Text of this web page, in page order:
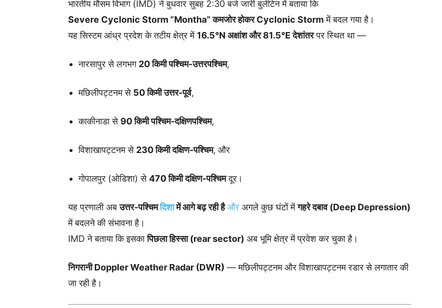
भारतीय मौसम विभाग (IMD) ने बुधवार सुबह 2:30 बजे जारी बुलेटिन में बताया कि
Severe Cyclonic Storm “Montha” कमजोर होकर Cyclonic Stormमें बदल गया है।
यह सिस्टम आंध्र प्रदेश के तटीय क्षेत्र में 16.5°N अक्षांश और 81.5°E देशांतरपर स्थित था —
नारसापुर से लगभग 20 किमी पश्चिम-उत्तरपश्चिम,
मछिलीपट्टनम से 50 किमी उत्तर-पूर्व,
काकीनाडा से 90 किमी पश्चिम-दक्षिणपश्चिम,
विशाखापट्टनम से 230 किमी दक्षिण-पश्चिम, और
गोपालपुर (ओडिशा) से470 किमी दक्षिण-पश्चिमदूर।
यह प्रणाली अबउत्तर-पश्चिमदिशामें आगे बढ़ रही है और अगले कुछ घंटों मेंगहरे दबाव (Deep Depression)
में बदलने की संभावना है।
IMD ने बताया कि इसकापिछला हिस्सा (rear sector) अब भूमि क्षेत्र में प्रवेश कर चुका है।
निगरानी Doppler Weather Radar (DWR) — मछिलीपट्टनम और विशाखापट्टनम रडार से लगातार की
जा रही है।